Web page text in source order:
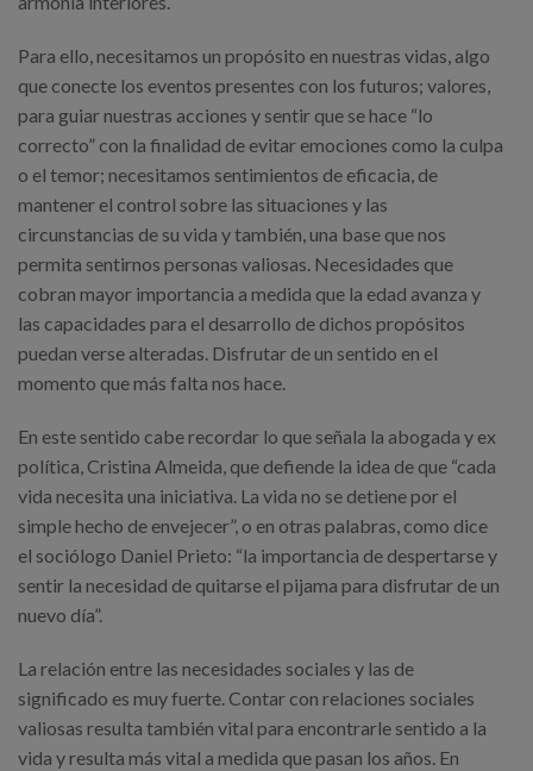
Para ello, necesitamos un propósito en nuestras vidas, algo
que conecte los eventos presentes con los futuros; valores,
para guiar nuestras acciones y sentir que se hace “lo
correcto” con la finalidad de evitar emociones como la culpa
o el temor; necesitamos sentimientos de eficacia, de
mantener el control sobre las situaciones y las
circunstancias de su vida y también, una base que nos
permita sentirnos personas valiosas. Necesidades que
cobran mayor importancia a medida que la edad avanza y
las capacidades para el desarrollo de dichos propósitos
puedan verse alteradas. Disfrutar de un sentido en el
momento que más falta nos hace.
En este sentido cabe recordar lo que señala la abogada y ex
política, Cristina Almeida, que defiende la idea de que “cada
vida necesita una iniciativa. La vida no se detiene por el
simple hecho de envejecer”, o en otras palabras, como dice
el sociólogo Daniel Prieto: “la importancia de despertarse y
sentir la necesidad de quitarse el pijama para disfrutar de un
nuevo día”.
La relación entre las necesidades sociales y las de
significado es muy fuerte. Contar con relaciones sociales
valiosas resulta también vital para encontrarle sentido a la
vida y resulta más vital a medida que pasan los años. En